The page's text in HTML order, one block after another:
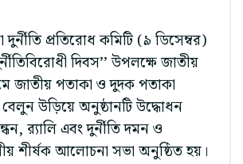
প্রতিরোধ কমিটি (৯ ডিসেম্বর)
দিবস’’ উপলক্ষে জাতীয়
জাতীয় পতাকা ও দুদক পতাকা
উড়িয়ে অনুষ্ঠানটি উদ্ধোধন
র‌্যালি এবং দুর্নীতি দমন ও
শীর্ষক আলোচনা সভা অনুষ্ঠিত হয়।